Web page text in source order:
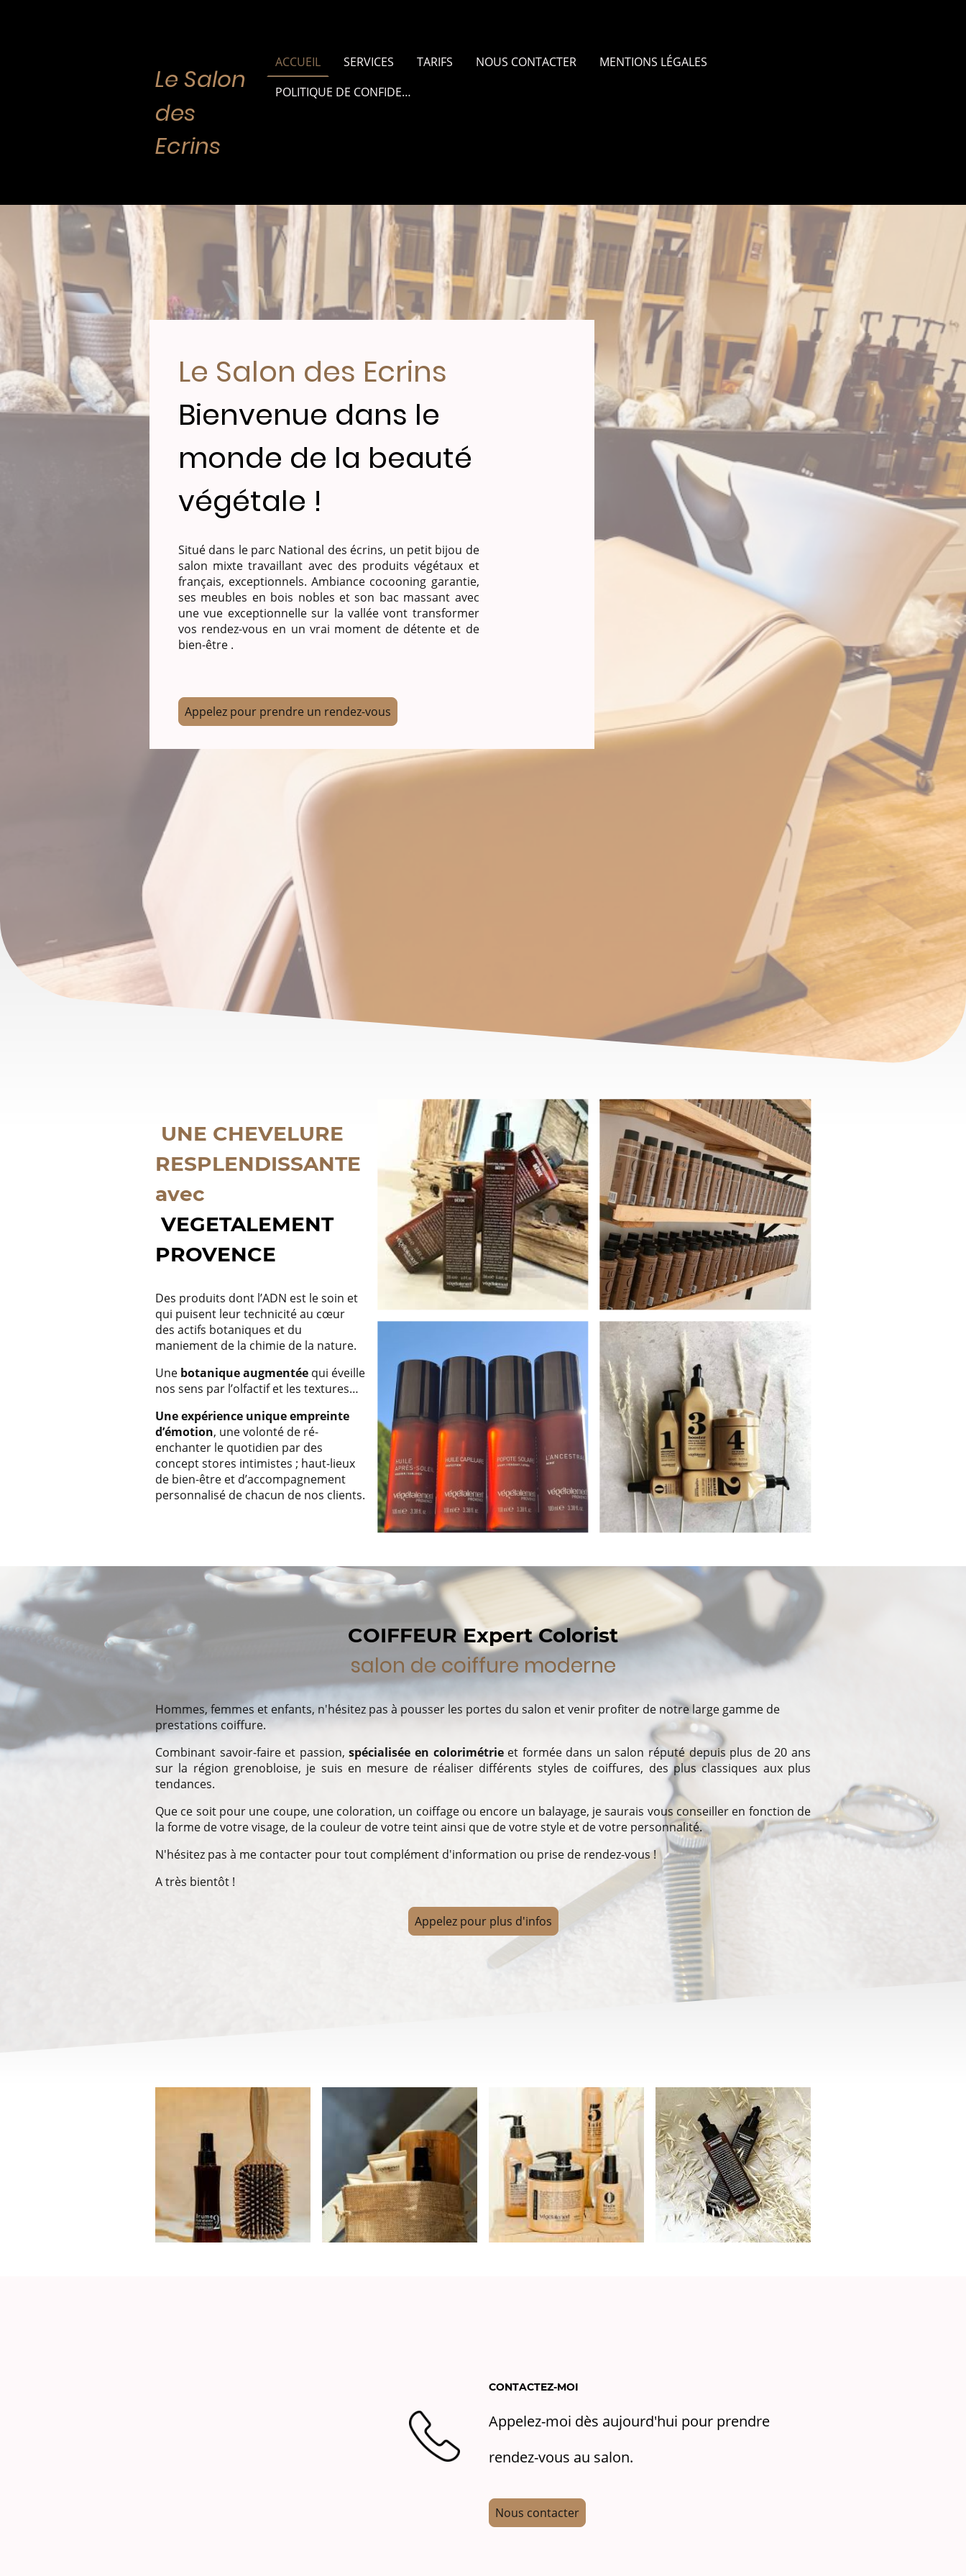
Le Salon
des
Ecrins
ACCUEIL SERVICES TARIFS NOUS CONTACTER
MENTIONS LÉGALES
POLITIQUE DE CONFIDENTIALITÉ
Le Salon des Ecrins
Bienvenue dans le
monde de la beauté
végétale !
Situé dans le parc National des écrins, un petit bijou de
salon mixte travaillant avec des produits végétaux et
français, exceptionnels. Ambiance cocooning garantie,
ses meubles en bois nobles et son bac massant avec
une vue exceptionnelle sur la vallée vont transformer
vos rendez-vous en un vrai moment de détente et de
bien-être .
Appelez pour prendre un rendez-vous
UNE CHEVELURE
RESPLENDISSANTE
avec
VEGETALEMENT
PROVENCE
Des produits dont l’ADN est le soin et
qui puisent leur technicité au cœur
des actifs botaniques et du
maniement de la chimie de la nature.
Une botanique augmentée qui éveille
nos sens par l’olfactif et les textures…
Une expérience unique empreinte
d’émotion, une volonté de ré-
enchanter le quotidien par des
concept stores intimistes ; haut-lieux
de bien-être et d’accompagnement
personnalisé de chacun de nos clients.
COIFFEUR Expert Colorist
salon de coiffure moderne
Hommes, femmes et enfants, n'hésitez pas à pousser les portes du salon et venir profiter de notre large gamme de
prestations coiffure.
Combinant savoir-faire et passion,spécialisée en colorimétrieet formée dans un salon réputé depuis plus de 20 ans
sur la région grenobloise, je suis en mesure de réaliser différents styles de coiffures, des plus classiques aux plus
tendances.
Que ce soit pour une coupe, une coloration, un coiffage ou encore un balayage, je saurais vous conseiller en fonction de
la forme de votre visage, de la couleur de votre teint ainsi que de votre style et de votre personnalité.
N'hésitez pas à me contacter pour tout complément d'information ou prise de rendez-vous !
A très bientôt !
Appelez pour plus d'infos
CONTACTEZ-MOI
Appelez-moi dès aujourd'hui pour prendre
rendez-vous au salon.
Nous contacter